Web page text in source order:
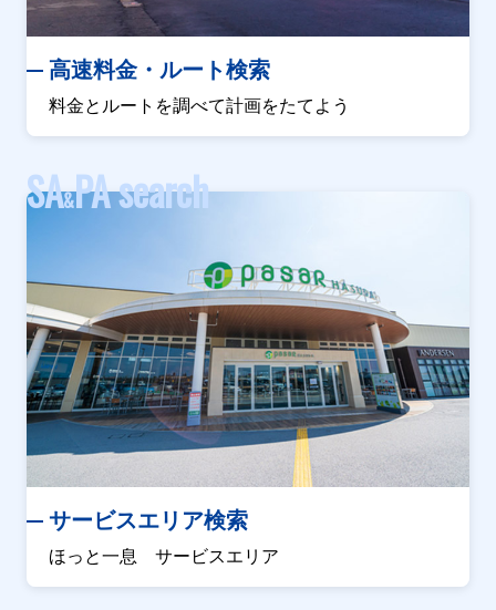
高速料金・ルート検索
料金とルートを調べて計画をたてよう
SA&PA search
サービスエリア検索
ほっと一息 サービスエリア